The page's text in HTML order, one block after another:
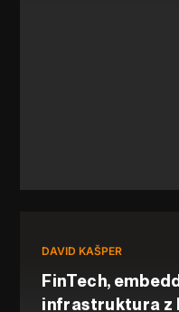
DAVID KAŠPER
FinTech,
infrastruktura z